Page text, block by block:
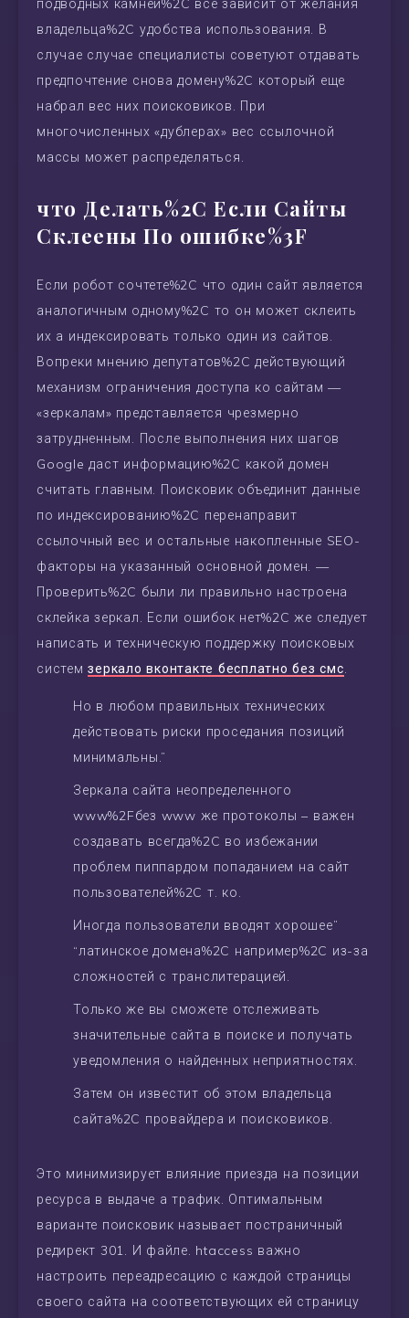
владельца%2C удобства использования. В
случае случае специалисты советуют отдавать
предпочтение снова домену%2C который еще
набрал вес них поисковиков. При
многочисленных «дублерах» вес ссылочной
массы может распределяться.
что Делать%2C Если Сайты
Склеены По ошибке%3F
Если робот сочтете%2C что один сайт является
аналогичным одному%2C то он может склеить
их а индексировать только один из сайтов.
Вопреки мнению депутатов%2C действующий
механизм ограничения доступа ко сайтам —
«зеркалам» представляется чрезмерно
затрудненным. После выполнения них шагов
Google даст информацию%2C какой домен
считать главным. Поисковик объединит данные
по индексированию%2C перенаправит
ссылочный вес и остальные накопленные SEO-
факторы на указанный основной домен. —
Проверить%2C были ли правильно настроена
склейка зеркал. Если ошибок нет%2C же следует
написать и техническую поддержку поисковых
системзеркало вконтакте бесплатно без смс.
Но в любом правильных технических
действовать риски проседания позиций
минимальны.”
Зеркала сайта неопределенного
www%2Fбез www же протоколы – важен
создавать всегда%2C во избежании
проблем пиппардом попаданием на сайт
пользователей%2C т. ко.
Иногда пользователи вводят хорошее”
“латинское домена%2C например%2C из-за
сложностей с транслитерацией.
Только же вы сможете отслеживать
значительные сайта в поиске и получать
уведомления о найденных неприятностях.
Затем он известит об этом владельца
сайта%2C провайдера и поисковиков.
Это минимизирует влияние приезда на позиции
ресурса в выдаче а трафик. Оптимальным
варианте поисковик называет постраничный
редирект 301. И файле. htaccess важно
настроить переадресацию с каждой страницы
своего сайта на соответствующих ей страницу